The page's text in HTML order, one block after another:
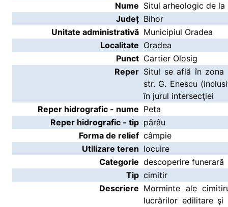
Nume Situl arheologic de
Județ Bihor
Unitate administrativă Municipiul Oradea
Localitate Oradea
Punct Cartier Olosig
Reper Situl se află în zona
str. G. Enescu
în jurul intersecţiei
Reper hidrografic - nume Peta
Reper hidrografic - tip pârâu
Forma de relief câmpie
Utilizare teren locuire
Categorie descoperire funerară
Tip cimitir
Descriere Morminte ale
lucrărilor edilitare şi